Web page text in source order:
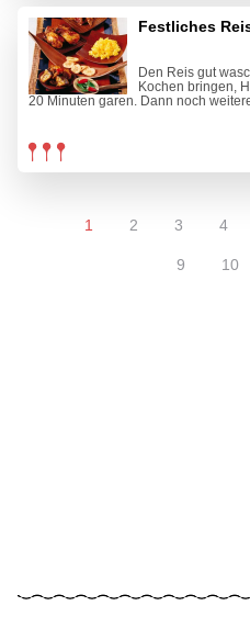
Festliches
Den Reis gut
Kochen bringen,
20 Minuten garen. Dann noch
1 2 3 4
9 10